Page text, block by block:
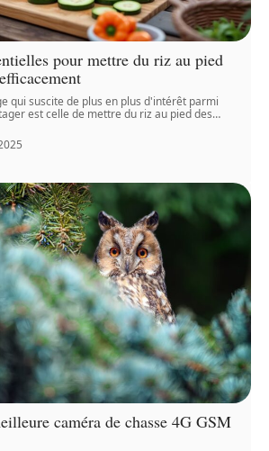
pour mettre du riz au pied
qui suscite de plus en plus d'intérêt parmi
est celle de mettre du riz au pied des…
caméra de chasse 4G GSM